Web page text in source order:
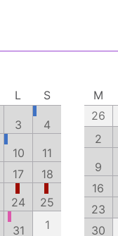
L
S
3
4
10
11
17
18
24
25
31 1
M
26
2
9
16
23
30